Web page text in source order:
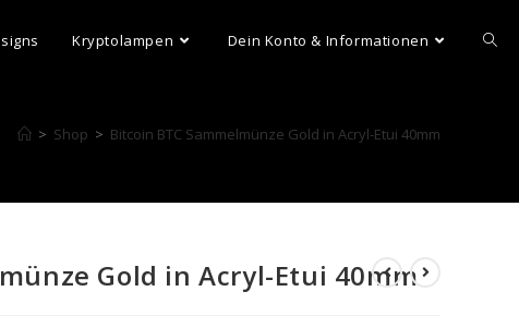
Kryptolampen Dein Konto & Informationen
> Shop > Bitcoin BTC Sammelmünze Gold in Acryl-Etui 40mm
Gold in Acryl-Etui 40mm